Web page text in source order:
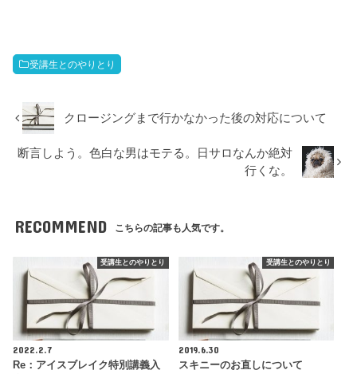
受講生とのやりとり
クロージングまで行かなかった後の対応について
断言しよう。色白な男はモテる。日サロなんか絶対
行くな。
RECOMMEND こちらの記事も人気です。
受講生とのやりとり
2022.2.7
Re：アイスブレイク特別講義入
受講生とのやりとり
2019.6.30
スキニーのお直しについて